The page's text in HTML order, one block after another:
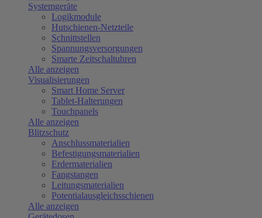
Systemgeräte
Logikmodule
Hutschienen-Netzteile
Schnittstellen
Spannungsversorgungen
Smarte Zeitschaltuhren
Alle anzeigen
Visualisierungen
Smart Home Server
Tablet-Halterungen
Touchpanels
Alle anzeigen
Blitzschutz
Anschlussmaterialien
Befestigungsmaterialien
Erdermaterialien
Fangstangen
Leitungsmaterialien
Potentialausgleichsschienen
Alle anzeigen